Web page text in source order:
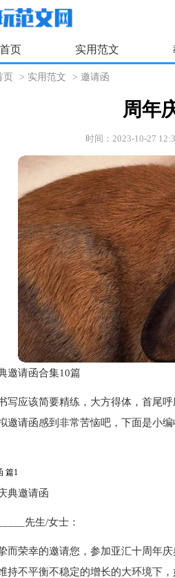
首页 实用范文
页 > 实用范文 > 邀请函
周年
时间：2023-10-27
邀请函合集10篇
写应该简要精练，大方得体，首尾
邀请函感到非常苦恼吧，下面是小
篇1
典邀请函
先生/女士：
而荣幸的邀请您，参加亚汇十周年
持不平衡不稳定的增长的大环境下